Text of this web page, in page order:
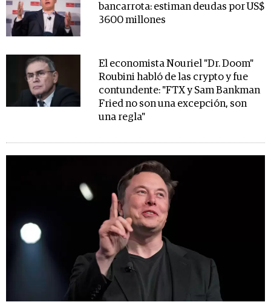
bancarrota: estiman deudas por US$
3600 millones
El economista Nouriel "Dr. Doom"
Roubini habló de las crypto y fue
contundente: "FTX y Sam Bankman
Fried no son una excepción, son
una regla"